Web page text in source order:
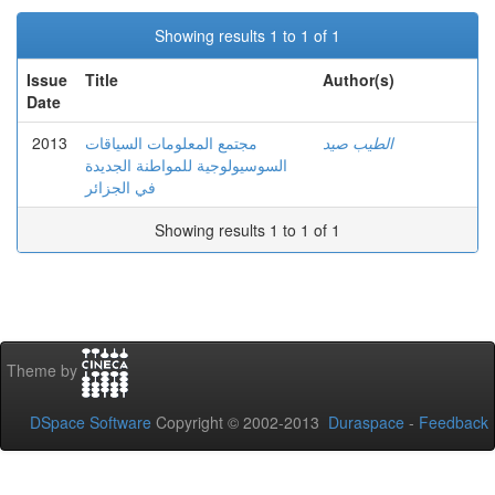
Showing results 1 to 1 of 1
Issue
Date
Title Author(s)
2013
مجتمع المعلومات السياقات
السوسيولوجية للمواطنة الجديدة
في الجزائر
الطيب صيد
Showing results 1 to 1 of 1
Theme by
DSpace Software Copyright © 2002-2013 Duraspace - Feedback